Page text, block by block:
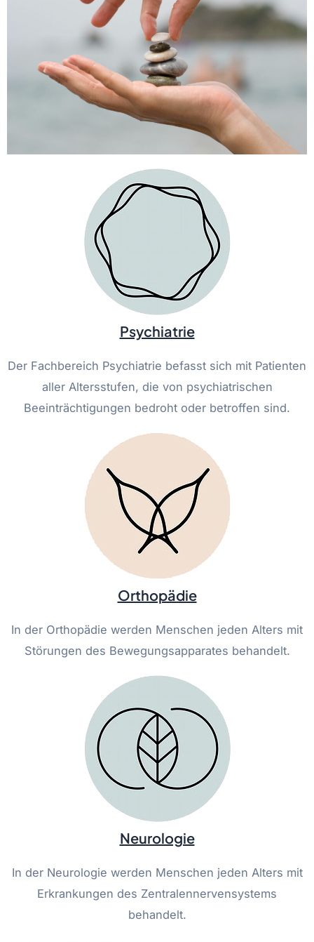
Psychiatrie
Der Fachbereich Psychiatrie befasst sich mit Patienten
aller Altersstufen, die von psychiatrischen
Beeinträchtigungen bedroht oder betroffen sind.
Orthopädie
In der Orthopädie werden Menschen jeden Alters mit
Störungen des Bewegungsapparates behandelt.
Neurologie
In der Neurologie werden Menschen jeden Alters mit
Erkrankungen des Zentralennervensystems
behandelt.